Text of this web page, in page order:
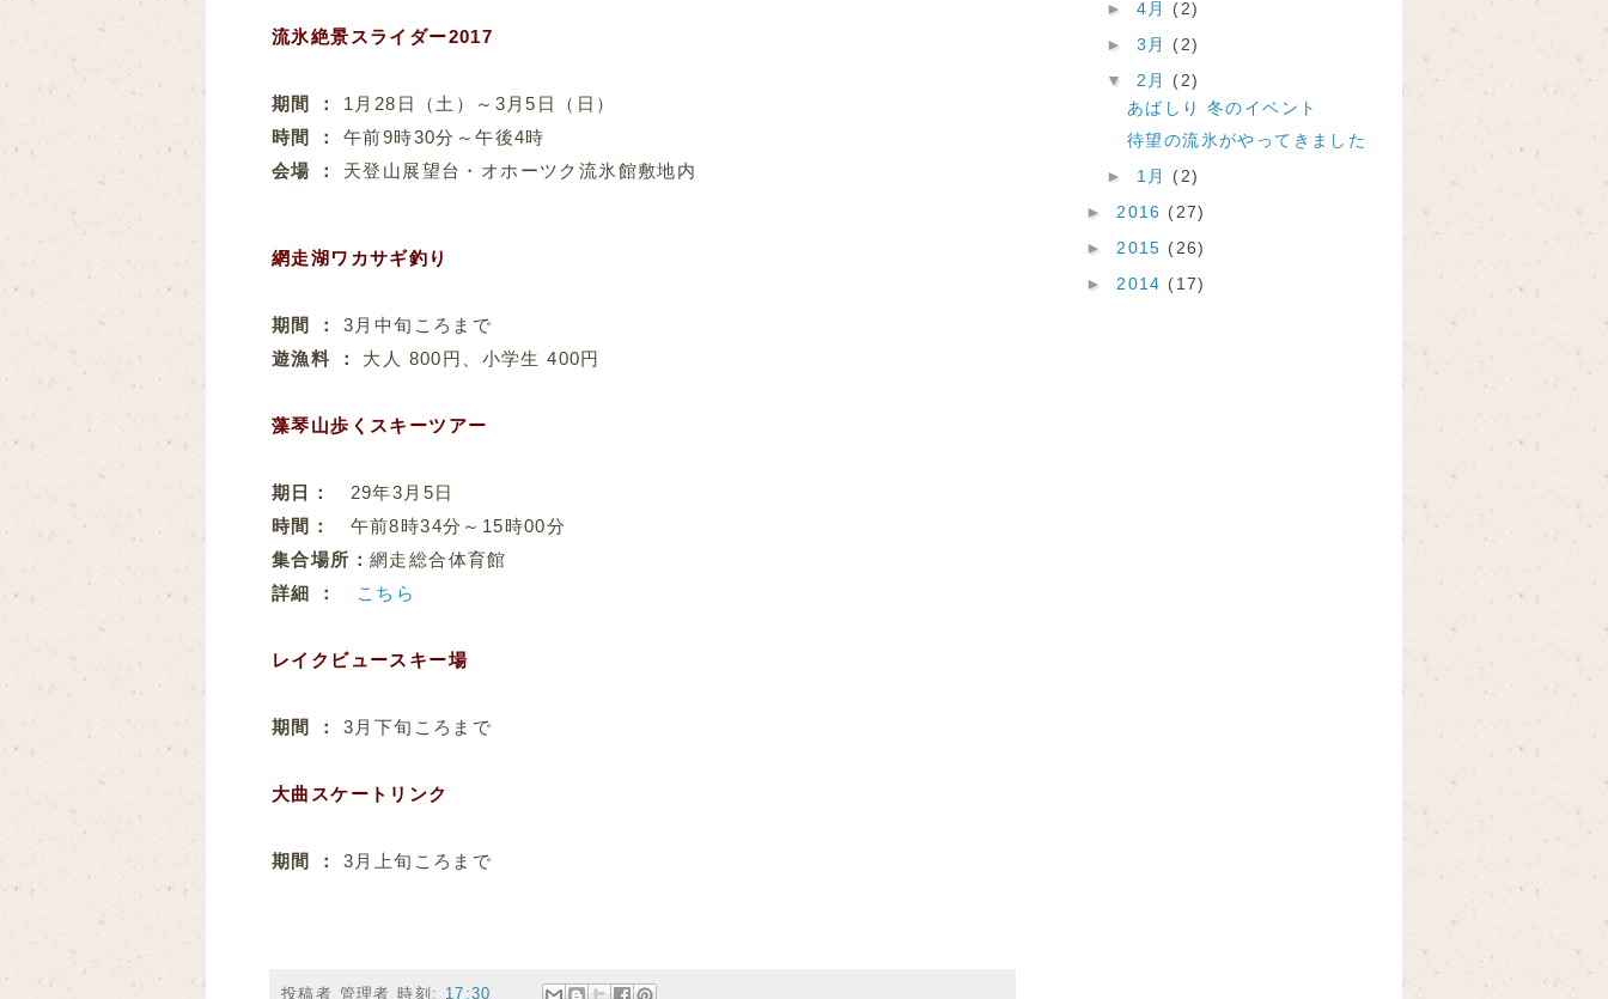
流氷絶景スライダー2017
期間 ： 1月28日（土）～3月5日（日）
時間 ： 午前9時30分～午後4時
会場 ：
天登山展望台・オホーツク流氷館敷地内
網走湖ワカサギ釣り
期間 ：
3月中旬ころまで
遊漁料 ： 大人 800円、小学生 400円
藻琴山歩くスキーツアー
期日： 29年3月5日
時間：
午前8時34分～15時00分
集合場所： 網走総合体育館
詳細 ：
こちら
レイクビュースキー場
期間 ： 3月下旬ころまで
大曲スケートリンク
期間 ： 3月上旬ころまで
投稿者 管理者 時刻: 17:30
► 4月 (2)
► 3月 (2)
▼ 2月 (2)
あばしり 冬のイベント
待望の流氷がやってきました
► 1月 (2)
► 2016 (27)
► 2015 (26)
► 2014 (17)